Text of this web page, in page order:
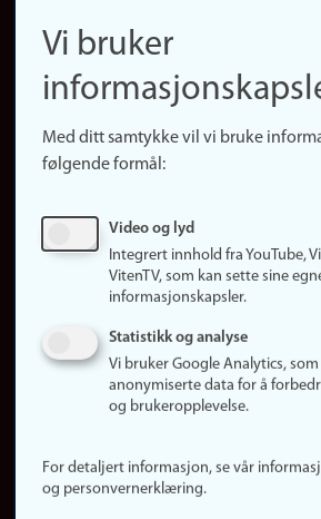
(no)
Finn forsker
Presse
Finn studier
Ledige stillinger
Om nettstedet
Informasjonskapsler
Personvern
Vi bruker
Med ditt samtykke vil vi bruke
følgende formål:
Video og lyd
Integrert innhold fra YouTube,
VitenTV, som kan sette sine
informasjonskapsler.
Statistikk og analyse
Vi bruker Google Analytics,
anonymiserte data for å
og brukeropplevelse.
For detaljert informasjon, se vår
og personvernerklæring.